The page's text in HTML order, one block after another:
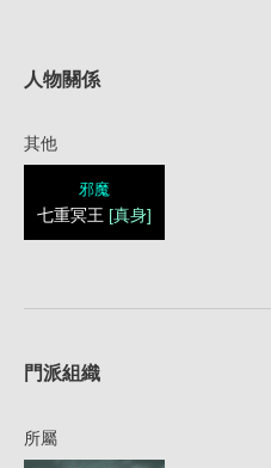
人物關係
其他
邪魔
七重冥王 [真身]
門派組織
所屬